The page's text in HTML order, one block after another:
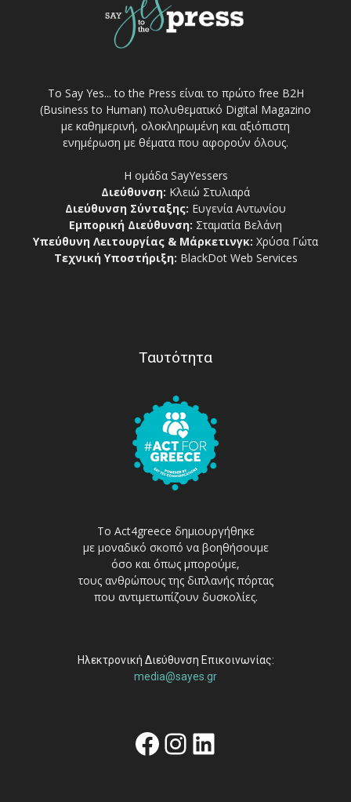
Το Say Yes... to the Press είναι το πρώτο free Β2Η
(Business to Human) πολυθεματικό Digital Magazino
με καθημερινή, ολοκληρωμένη και αξιόπιστη
ενημέρωση με θέματα που αφορούν όλους.
Η ομάδα SayYessers
Διεύθυνση: Κλειώ Στυλιαρά
Διεύθυνση Σύνταξης: Ευγενία Αντωνίου
Εμπορική Διεύθυνση: Σταματία Βελάνη
Υπεύθυνη Λειτουργίας & Μάρκετινγκ: Χρύσα Γώτα
Τεχνική Υποστήριξη: BlackDot Web Services
Ταυτότητα
Το Act4greece δημιουργήθηκε
με μοναδικό σκοπό να βοηθήσουμε
όσο και όπως μπορούμε,
τους ανθρώπους της διπλανής πόρτας
που αντιμετωπίζουν δυσκολίες.
Ηλεκτρονική Διεύθυνση Επικοινωνίας:
media@sayes.gr
Facebook
Instagram
Linkedin